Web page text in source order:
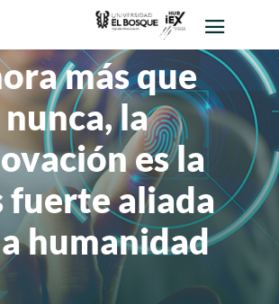
más que
nunca, la
es la
fuerte aliada
humanidad